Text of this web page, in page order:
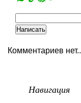
Комментариев нет..
Навигация